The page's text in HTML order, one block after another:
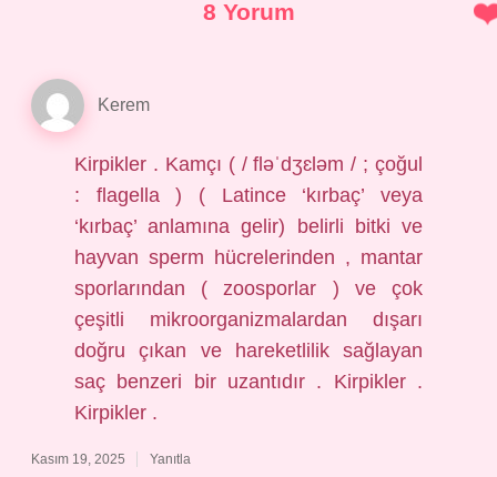
8 Yorum
Kerem
Kirpikler . Kamçı ( / fləˈdʒɛləm / ; çoğul
: flagella ) ( Latince ‘kırbaç’ veya
‘kırbaç’ anlamına gelir) belirli bitki ve
hayvan sperm hücrelerinden , mantar
sporlarından ( zoosporlar ) ve çok
çeşitli mikroorganizmalardan dışarı
doğru çıkan ve hareketlilik sağlayan
saç benzeri bir uzantıdır . Kirpikler .
Kirpikler .
Kasım 19, 2025 Yanıtla